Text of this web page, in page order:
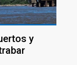
y